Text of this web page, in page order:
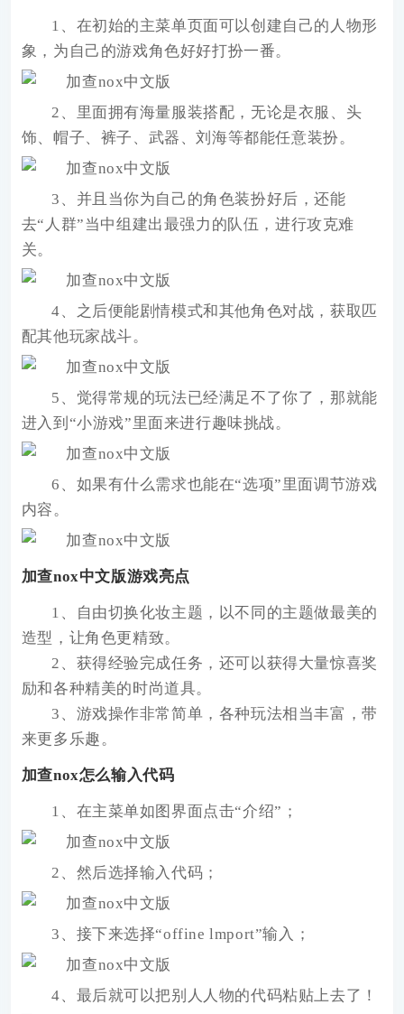
1、在初始的主菜单页面可以创建自己的人物形
象，为自己的游戏角色好好打扮一番。
2、里面拥有海量服装搭配，无论是衣服、头
饰、帽子、裤子、武器、刘海等都能任意装扮。
3、并且当你为自己的角色装扮好后，还能
去“人群”当中组建出最强力的队伍，进行攻克难
关。
4、之后便能剧情模式和其他角色对战，获取匹
配其他玩家战斗。
5、觉得常规的玩法已经满足不了你了，那就能
进入到“小游戏”里面来进行趣味挑战。
6、如果有什么需求也能在“选项”里面调节游戏
内容。
加查nox中文版游戏亮点
1、自由切换化妆主题，以不同的主题做最美的
造型，让角色更精致。
2、获得经验完成任务，还可以获得大量惊喜奖
励和各种精美的时尚道具。
3、游戏操作非常简单，各种玩法相当丰富，带
来更多乐趣。
加查nox怎么输入代码
1、在主菜单如图界面点击“介绍”；
2、然后选择输入代码；
3、接下来选择“offine lmport”输入；
4、最后就可以把别人人物的代码粘贴上去了！